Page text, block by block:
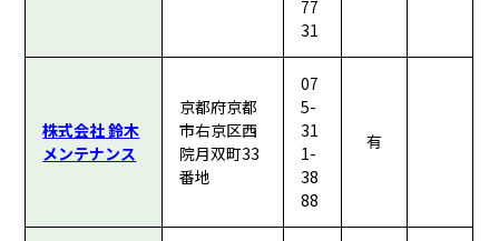
77
31
株式会社 鈴木
メンテナンス
京都府京都
市右京区西
院月双町33
番地
07
5-
31
1-
38
88
有